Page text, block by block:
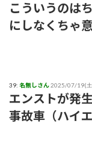
こういうのは
にしなくちゃ
39: 名無しさん2025/07/19(
エンストが発生
事故車（ハイエ